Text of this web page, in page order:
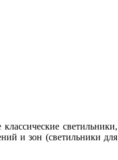
светильники,
и зон (светильники для